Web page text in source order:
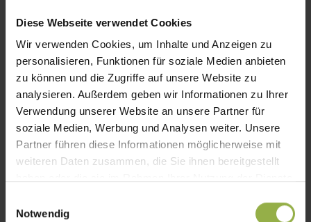
Diese Webseite verwendet Cookies
Wir verwenden Cookies, um Inhalte und Anzeigen zu
personalisieren, Funktionen für soziale Medien anbieten
zu können und die Zugriffe auf unsere Website zu
analysieren. Außerdem geben wir Informationen zu Ihrer
Verwendung unserer Website an unsere Partner für
soziale Medien, Werbung und Analysen weiter. Unsere
Partner führen diese Informationen möglicherweise mit
weiteren Daten zusammen, die Sie ihnen bereitgestellt
Notwendig
Individuelle Anpassung:
Reguliert
Schatten, Belüftung und Lichteinfall
ganz nach Bedarf
Sie interessieren sich für unsere
Schauen Sie sich doch unsere vielfältigen